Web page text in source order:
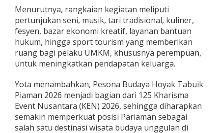
Menurutnya, rangkaian kegiatan meliputi
pertunjukan seni, musik, tari tradisional, kuliner,
fesyen, bazar ekonomi kreatif, layanan bantuan
hukum, hingga sport tourism yang memberikan
ruang bagi pelaku UMKM, khususnya perempuan,
untuk meningkatkan pendapatan keluarga.
Yota menambahkan, Pesona Budaya Hoyak Tabuik
Piaman 2026 menjadi bagian dari 125 Kharisma
Event Nusantara (KEN) 2026, sehingga diharapkan
semakin memperkuat posisi Pariaman sebagai
salah satu destinasi wisata budaya unggulan di